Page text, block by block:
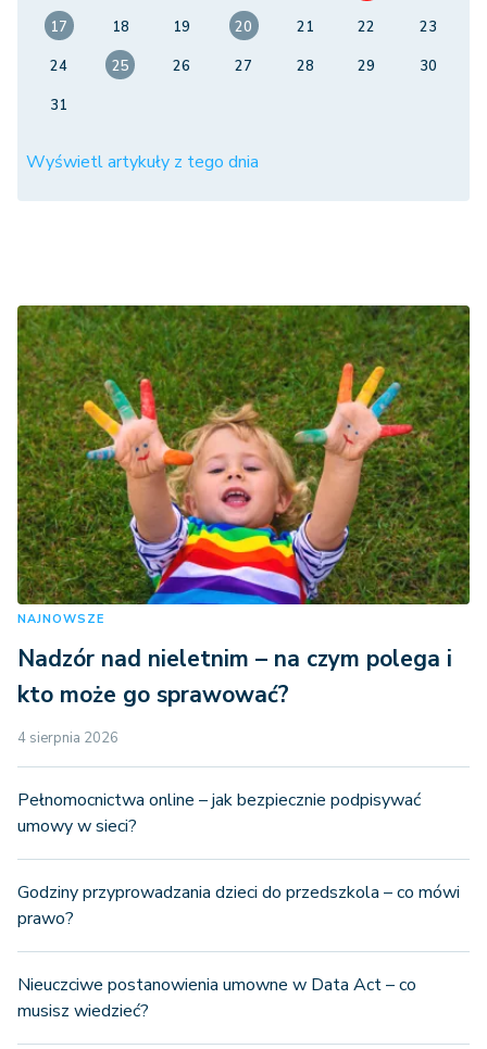
17
18 19 20 21 22
23
24
25 26 27 28 29
30
31
Wyświetl artykuły z tego dnia
NAJNOWSZE
Nadzór nad nieletnim – na czym polega i
kto może go sprawować?
4 sierpnia 2026
Pełnomocnictwa online – jak bezpiecznie podpisywać
umowy w sieci?
Godziny przyprowadzania dzieci do przedszkola – co mówi
prawo?
Nieuczciwe postanowienia umowne w Data Act – co
musisz wiedzieć?